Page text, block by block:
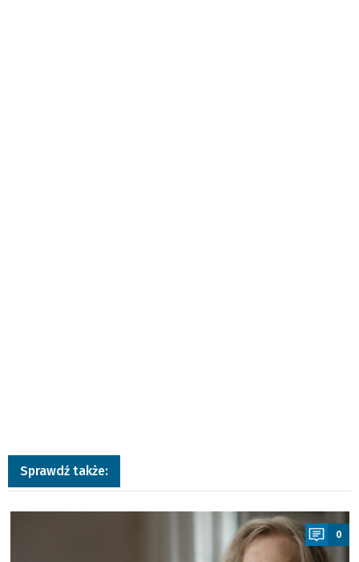
Sprawdź także:
a
0